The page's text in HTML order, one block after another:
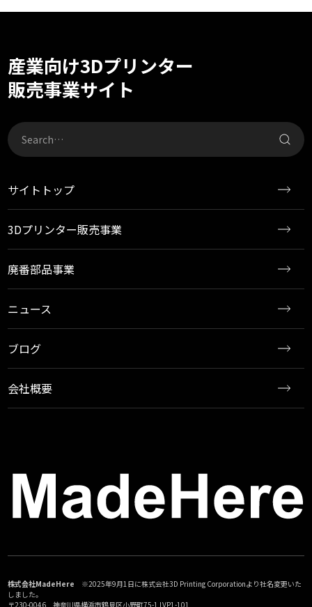
産業向け3Dプリンター
販売事業サイト
サイトトップ
3Dプリンター販売事業
廃番部品事業
ニュース
ブログ
会社概要
株式会社MadeHere ※2025年9月1日に株式会社3D Printing Corporationより社名変更いた
しました。
〒230-0046 神奈川県横浜市鶴見区小野町75-1 LVP1-101